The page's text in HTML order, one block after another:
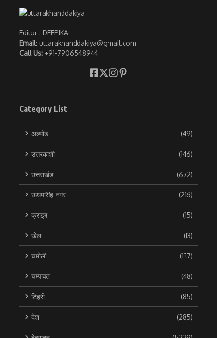
Editor : DEEPIKA
Email: uttarakhanddakiya@gmail.com
Call Us: +91-7906548944
Category List
अल्मोड़ (49)
उत्तरकाशी (146)
उत्तराखंड (672)
ऊधमसिंह-नगर (216)
क्राइम (15)
खेल (13)
चमोली (137)
चम्पावत (48)
टिहरी (85)
देश (285)